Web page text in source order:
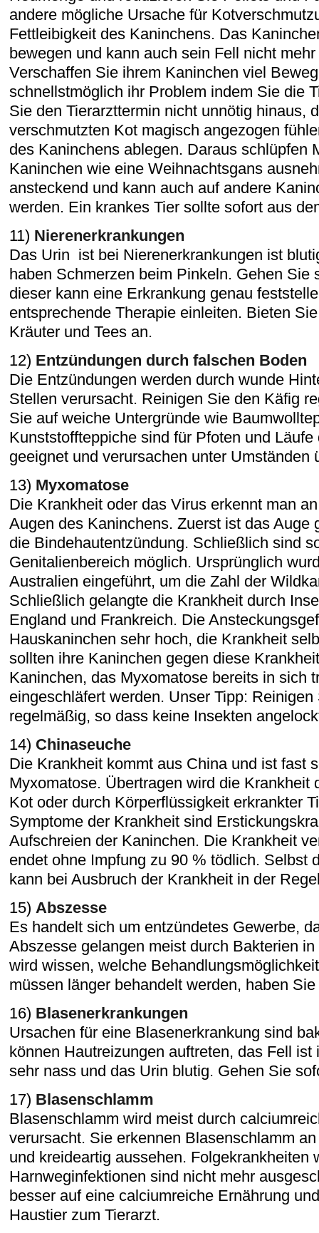
andere mögliche Ursache für
Fettleibigkeit des Kaninchens. Das
bewegen und kann auch sein Fell nicht
Verschaffen Sie ihrem Kaninchen viel
schnellstmöglich ihr Problem indem Sie die
Sie den Tierarzttermin nicht unnötig hinaus,
verschmutzten Kot magisch angezogen
des Kaninchens ablegen. Daraus schlüpfen
Kaninchen wie eine Weihnachtsgans
ansteckend und kann auch auf andere
werden. Ein krankes Tier sollte sofort aus
11) Nierenerkrankungen
Das Urin ist bei Nierenerkrankungen ist
haben Schmerzen beim Pinkeln. Gehen Sie
dieser kann eine Erkrankung genau
entsprechende Therapie einleiten. Bieten
Kräuter und Tees an.
12) Entzündungen durch falschen Boden
Die Entzündungen werden durch wunde
Stellen verursacht. Reinigen Sie den Käfig
Sie auf weiche Untergründe wie
Kunststoffteppiche sind für Pfoten und
geeignet und verursachen unter Umständen
13) Myxomatose
Die Krankheit oder das Virus erkennt man
Augen des Kaninchens. Zuerst ist das Auge
die Bindehautentzündung. Schließlich sind
Genitalienbereich möglich. Ursprünglich
Australien eingeführt, um die Zahl der
Schließlich gelangte die Krankheit durch
England und Frankreich. Die
Hauskaninchen sehr hoch, die Krankheit
sollten ihre Kaninchen gegen diese
Kaninchen, das Myxomatose bereits in sich
eingeschläfert werden. Unser Tipp:
regelmäßig, so dass keine Insekten
14) Chinaseuche
Die Krankheit kommt aus China und ist fast
Myxomatose. Übertragen wird die Krankheit
Kot oder durch Körperflüssigkeit erkrankter
Symptome der Krankheit sind
Aufschreien der Kaninchen. Die Krankheit
endet ohne Impfung zu 90 % tödlich. Selbst
kann bei Ausbruch der Krankheit in der
15) Abszesse
Es handelt sich um entzündetes Gewerbe,
Abszesse gelangen meist durch Bakterien
wird wissen, welche
müssen länger behandelt werden, haben
16) Blasenerkrankungen
Ursachen für eine Blasenerkrankung sind
können Hautreizungen auftreten, das Fell ist
sehr nass und das Urin blutig. Gehen Sie
17) Blasenschlamm
Blasenschlamm wird meist durch
verursacht. Sie erkennen Blasenschlamm
und kreideartig aussehen. Folgekrankheiten
Harnweginfektionen sind nicht mehr
besser auf eine calciumreiche Ernährung
Haustier zum Tierarzt.